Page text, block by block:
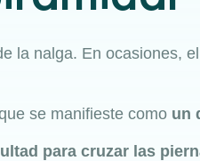
la nalga. En ocasiones,
se manifieste como un
para cruzar las